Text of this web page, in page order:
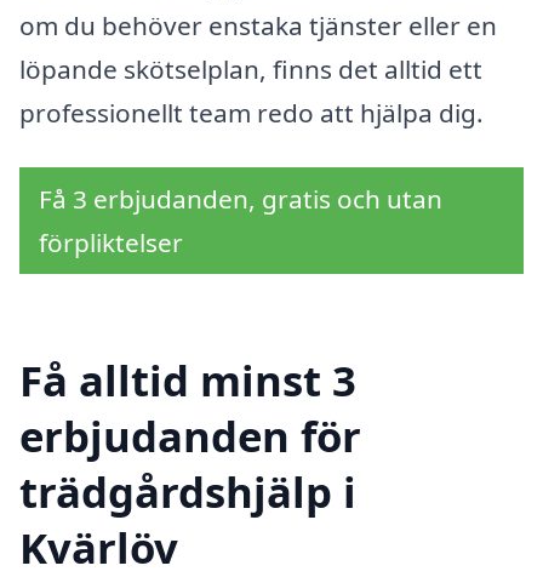
om du behöver enstaka tjänster eller en
löpande skötselplan, finns det alltid ett
professionellt team redo att hjälpa dig.
Få 3 erbjudanden, gratis och utan
förpliktelser
Få alltid minst 3
erbjudanden för
trädgårdshjälp i
Kvärlöv